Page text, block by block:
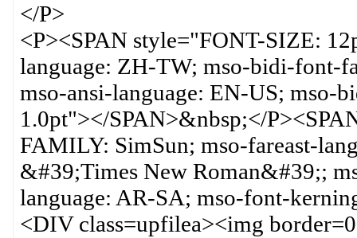
</P>
<P><SPAN style="FONT-SIZE:
language: ZH-TW; mso-bidi-font-
mso-ansi-language: EN-US; mso-
1.0pt"></SPAN>&nbsp;</
FAMILY: SimSun; mso-fareast-
&#39;Times New Roman&#39;;
language: AR-SA; mso-font-
<DIV class=upfilea><img